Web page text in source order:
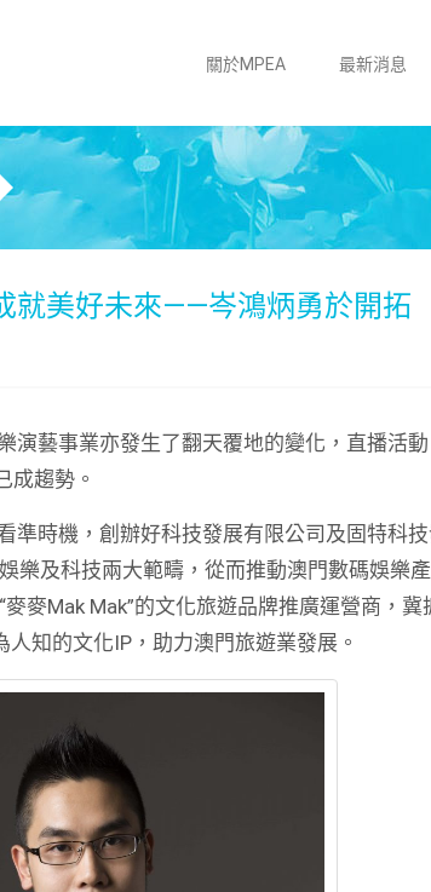
關於MPEA 最新消息
就美好未來——岑鴻炳勇於開拓
藝事業亦發生了翻天覆地的變化，直播活動
成趨勢。
時機，創辦好科技發展有限公司及固特科
樂及科技兩大範疇，從而推動澳門數碼娛樂
麥Mak Mak”的文化旅遊品牌推廣運營商，冀
人知的文化IP，助力澳門旅遊業發展。